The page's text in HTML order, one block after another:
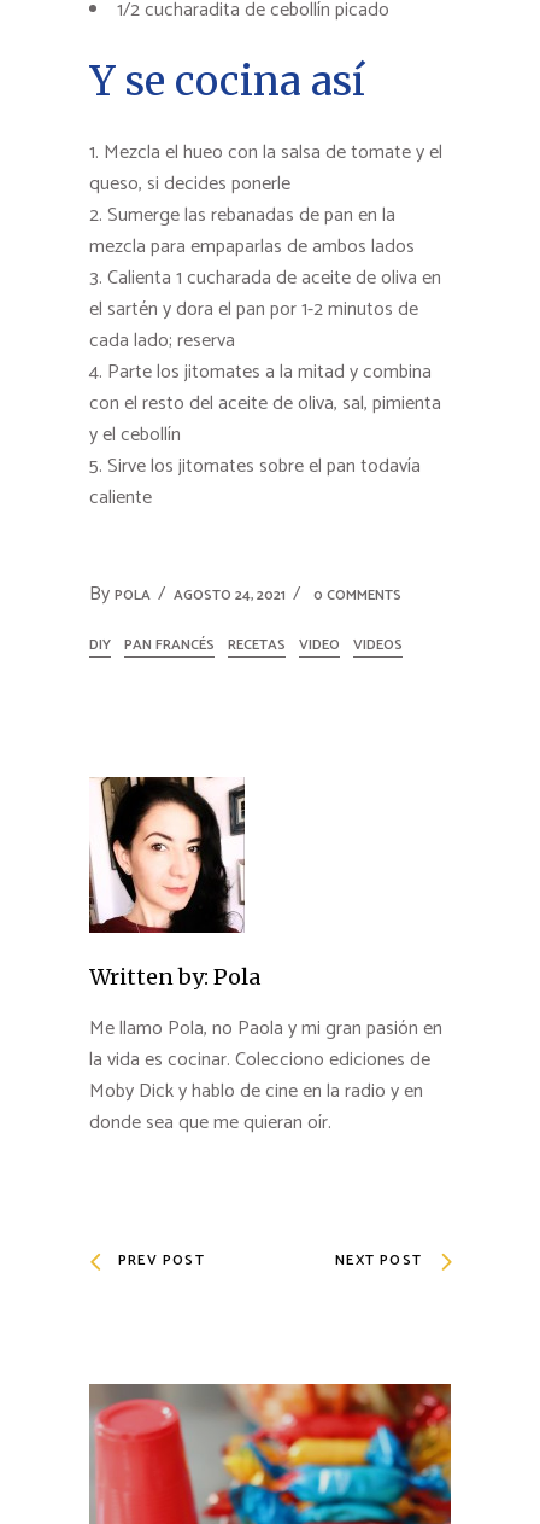
1/2 cucharadita de cebollín picado
Y se cocina así
Mezcla el hueo con la salsa de tomate y el
queso, si decides ponerle
Sumerge las rebanadas de pan en la
mezcla para empaparlas de ambos lados
Calienta 1 cucharada de aceite de oliva en
el sartén y dora el pan por 1-2 minutos de
cada lado; reserva
Parte los jitomates a la mitad y combina
con el resto del aceite de oliva, sal, pimienta
y el cebollín
Sirve los jitomates sobre el pan todavía
caliente
By POLA AGOSTO 24, 2021 0 COMMENTS
DIY PAN FRANCÉS RECETAS VIDEO VIDEOS
Written by: Pola
Me llamo Pola, no Paola y mi gran pasión en
la vida es cocinar. Colecciono ediciones de
Moby Dick y hablo de cine en la radio y en
donde sea que me quieran oír.
PREV POST NEXT POST